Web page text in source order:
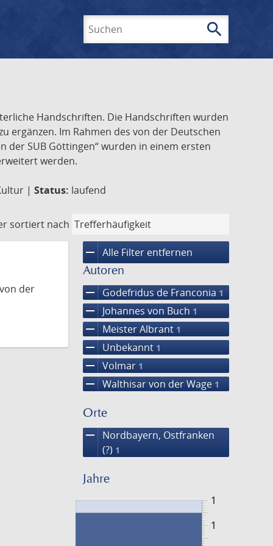
search
Handschriften. Die Handschriften wurden
ergänzen. Im Rahmen des von der Deutschen
SUB Göttingen“ wurden in einem ersten
werden.
| Status: laufend
sortiert nach
remove Alle Filter entfernen
Autoren
remove Godefridus de Franconia 1
remove Johannes von Buch 1
remove Meister Albrant 1
remove Unbekannt 1
remove Volmar 1
remove Walthisar von der Wage 1
Orte
remove
Nordbayern, Ostfranken
(?) 1
Jahre
1
1
der